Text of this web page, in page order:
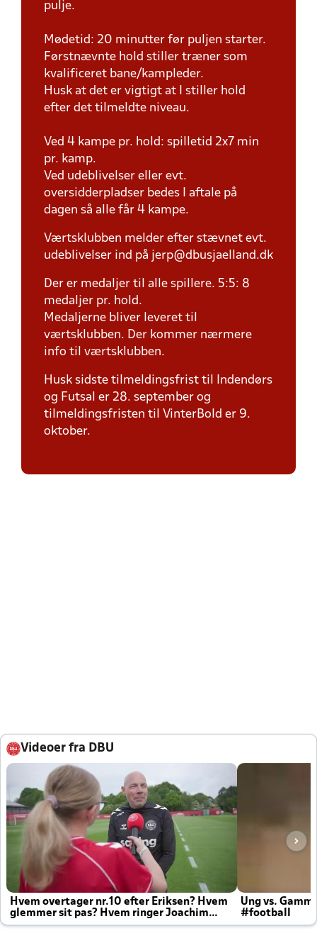
pulje.
Mødetid: 20 minutter før puljen starter.
Førstnævnte hold stiller træner som
kvalificeret bane/kampleder.
Husk at det er vigtigt at I stiller hold
efter det tilmeldte niveau.
Ved 4 kampe pr. hold: spilletid 2x7 min
pr. kamp.
Ved udeblivelser eller evt.
oversidderpladser bedes I aftale på
dagen så alle får 4 kampe.
Værtsklubben melder efter stævnet evt.
udeblivelser ind på jerp@dbusjaelland.dk
Der er medaljer til alle spillere. 5:5: 8
medaljer pr. hold.
Medaljerne bliver leveret til
værtsklubben. Der kommer nærmere
info til værtsklubben.
Husk sidste tilmeldingsfrist til Indendørs
og Futsal er 28. september og
tilmeldingsfristen til VinterBold er 9.
oktober.
Videoer fra DBU
Hvem overtager nr.10 efter Eriksen? Hvem
glemmer sit pas? Hvem ringer Joachim
altid til efter kampe?
Ung vs.
#football